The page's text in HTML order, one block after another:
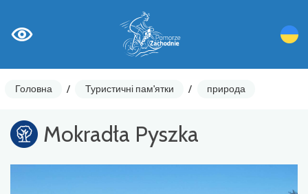
Головна / Туристичні пам'ятки / природа
Mokradła Pyszka